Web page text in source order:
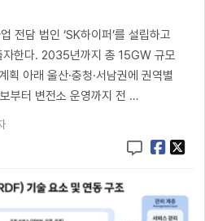
전담 법인 ‘SK하이퍼’를 설립하고
한다. 2035년까지 총 15GW 규모
아래 울산·충청·서남권에 권역별
부터 변전소 운영까지 전 …